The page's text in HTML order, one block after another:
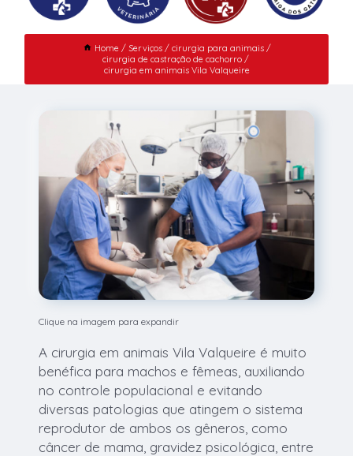
Home Serviços
cirurgia para animais
cirurgia de castração de cachorro
cirurgia em animais Vila Valqueire
Clique na imagem para expandir
A cirurgia em animais Vila Valqueire é muito
benéfica para machos e fêmeas, auxiliando
no controle populacional e evitando
diversas patologias que atingem o sistema
reprodutor de ambos os gêneros, como
câncer de mama, gravidez psicológica, entre